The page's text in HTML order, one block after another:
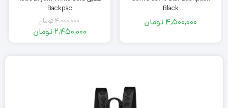
Black
4,500,000 تومان
Backpac
4,000,000تومان
قیمت2,450,000 تومان